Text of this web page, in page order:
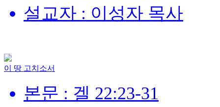
설교자 : 이성자 목사
이 땅 고치소서
본문 : 겔 22:23-31